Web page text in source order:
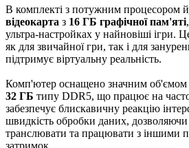
В комплекті з потужним процесором
відеокарта з 16 ГБ графічної пам'яті
ультра-настройках у найновіші ігри.
як для звичайної гри, так і для
підтримує віртуальну реальність.
Комп'ютер оснащено значним об'ємом
32 ГБ типу DDR5, що працює на
забезпечує блискавичну реакцію
швидкість обробки даних,
транслювати та працювати з іншими
затримок.